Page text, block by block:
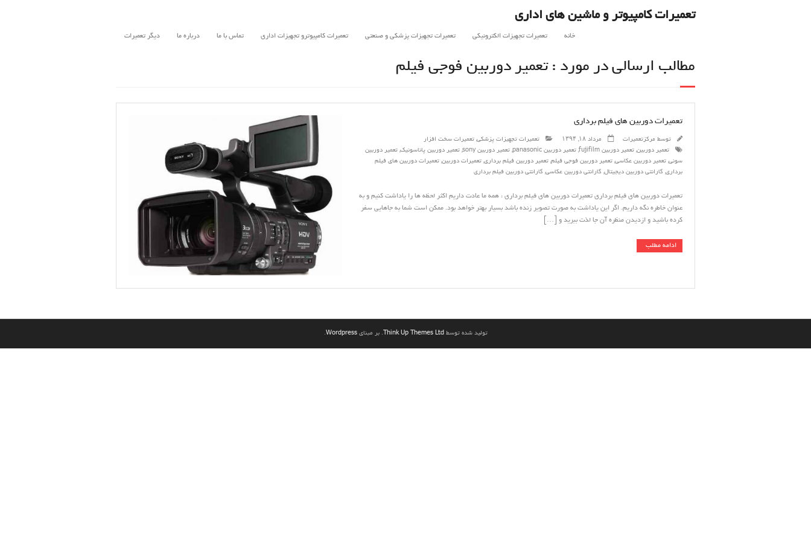
تعمیرات کامپیوتر و ماشین های اداری
خانه تعمیرات تجهیزات الکترونیکی تعمیرات تجهیزات پزشکی و صنعتی تعمیرات کامپیوترو تجهیزات اداری تماس با ما درباره ما دیگر تعمیرات
مطالب ارسالی در مورد : تعمیر دوربین فوجی فیلم
تعمیرات دوربین های فیلم برداری
توسط مرکزتعمیرات مرداد ۱۸, ۱۳۹۴ تعمیرات تجهیزات پزشکی,تعمیرات سخت افزار
تعمیر دوربین,تعمیر دوربین fujifilm ,تعمیر دوربین panasonic ,تعمیر دوربین sony ,تعمیر دوربین پاناسونیک,تعمیر دوربین
سونی,تعمیر دوربین عکاسی,تعمیر دوربین فوجی فیلم,تعمیر دوربین فیلم برداری,تعمیرات دوربین,تعمیرات دوربین های فیلم
برداری, گارانتی دوربین دیجیتال, گارانتی دوربین عکاسی, گارانتی دوربین فیلم برداری
تعمیرات دوربین های فیلم برداری تعمیرات دوربین های فیلم برداری : همه ما عادت داریم اکثر لحظه ها را یاداشت کنیم و به
عنوان خاطره نگه داریم. اگر این یاداشت به صورت تصویر زنده باشد بسیار بهتر خواهد بود. ممکن است شما به جاهایی سفر
کرده باشید و ازدیدن منظره آن جا لذت ببرید و […]
ادامه مطلب
تولید شده توسطThink Up Themes Ltd . بر مبنایWordpress
.